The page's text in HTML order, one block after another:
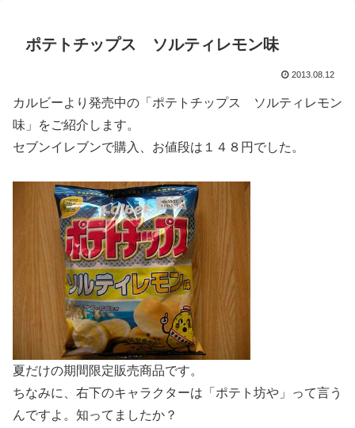
ポテトチップス ソルティレモン味
2013.08.12
カルビーより発売中の「ポテトチップス ソルティレモン
味」をご紹介します。
セブンイレブンで購入、お値段は１４８円でした。
夏だけの期間限定販売商品です。
ちなみに、右下のキャラクターは「ポテト坊や」って言う
んですよ。知ってましたか？